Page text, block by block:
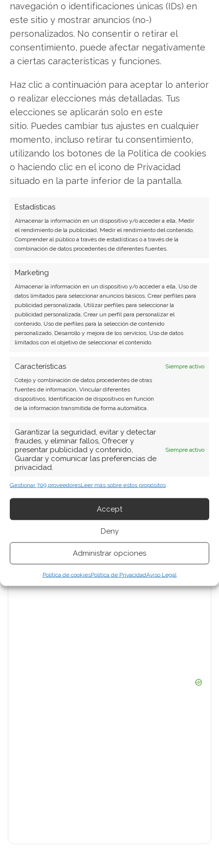
navegación o identificaciones únicas (IDs) en
este sitio y mostrar anuncios (no-)
personalizados. No consentir o retirar el
consentimiento, puede afectar negativamente
a ciertas características y funciones.
Haz clic a continuación para aceptar lo anterior
o realizar elecciones más detalladas. Tus
elecciones se aplicarán solo en este
sitio. Puedes cambiar tus ajustes en cualquier
momento, incluso retirar tu consentimiento,
utilizando los botones de la Política de cookies
o haciendo clic en el icono de Privacidad
situado en la parte inferior de la pantalla.
Estadísticas
Almacenar la información en un dispositivo y/o acceder a ella, Medir
el rendimiento de la publicidad, Medir el rendimiento del contenido,
Comprender al público a través de estadísticas o a través de la
combinación de datos procedentes de diferentes fuentes.
Marketing
Almacenar la información en un dispositivo y/o acceder a ella, Uso de
datos limitados para seleccionar anuncios básicos, Crear perfiles para
publicidad personalizada, Utilizar perfiles para seleccionar la
publicidad personalizada, Crear un perfil para personalizar el
contenido, Uso de perfiles para la selección de contenido
personalizado, Desarrollo y mejora de los servicios, Uso de datos
limitados con el objetivo de seleccionar el contenido.
Características
Siempre activo
Cotejo y combinación de datos procedentes de otras
fuentes de información, Vincular diferentes
dispositivos, Identificación de dispositivos en función
de la información transmitida de forma automática.
Garantizar la seguridad, evitar y detectar
fraudes, y eliminar fallos, Ofrecer y
presentar publicidad y contenido,
Guardar y comunicar las preferencias de
privacidad.
Siempre activo
Gestionar 709 proveedoresLeer más sobre estos propósitos
Accept
Deny
Administrar opciones
Política de cookiesPolítica de PrivacidadAviso Legal
de Airbus del 8 de agosto tiene la respuesta:
Los últimos resultados de Airbus son
contundentes: Acción inmediata requerida para
los inversores de Airbus. ¿Merece la pena invertir
actual del 8 de agosto descubrirá exactamente
qué hacer.
Airbus: ¿Comprar o vender?¡Lee más aquí!
Airbus
Compartir este artículo
Twitter
LinkedIn
Copiar enlace
SOBRE EL AUTOR
Miguel Ángel Torres Díaz
Periodista de tecnología especializado en
videojuegos, realidad virtual y tendencias de
consumo digital. Más de 10 años cubriendo la
industria tecnológica española.
Ver todos los artículos →